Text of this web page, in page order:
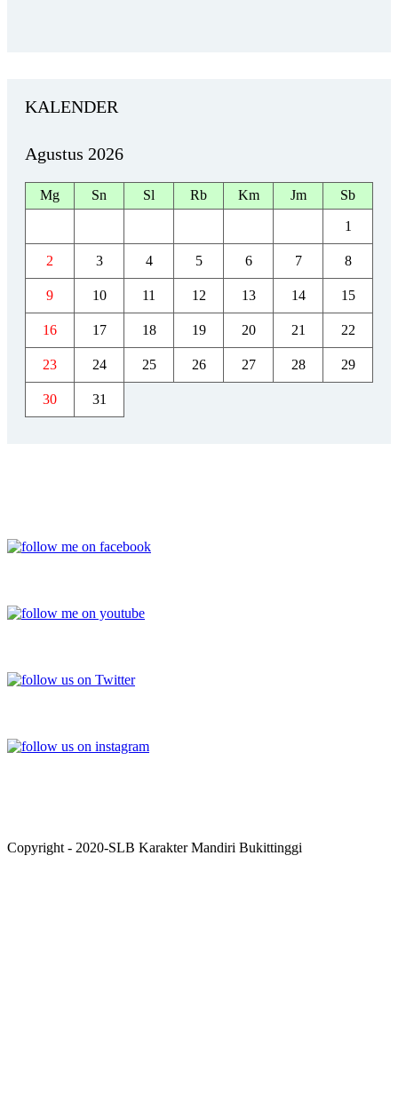
KALENDER
Agustus 2026
Mg Sn Sl Rb Km Jm Sb
1
2 3 4 5 6 7 8
9 10 11 12 13 14 15
16 17 18 19 20 21 22
23 24 25 26 27 28 29
30 31
Copyright - 2020-SLB Karakter Mandiri Bukittinggi